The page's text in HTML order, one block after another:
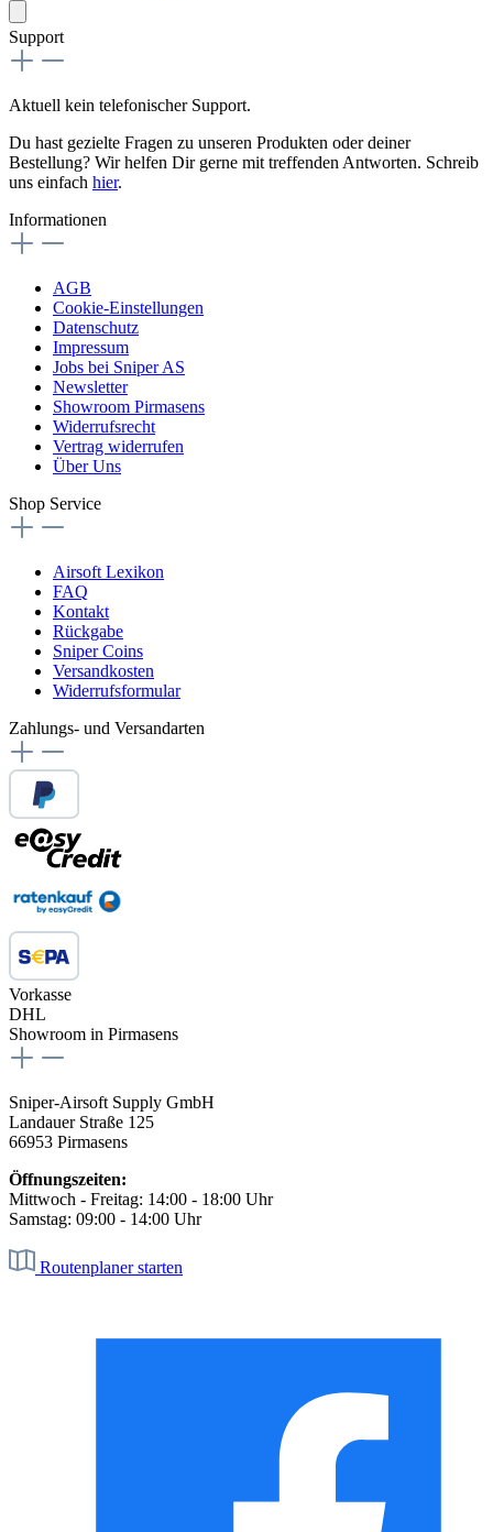
Support
Aktuell kein telefonischer Support.
Du hast gezielte Fragen zu unseren Produkten oder deiner
Bestellung? Wir helfen Dir gerne mit treffenden Antworten. Schreib
uns einfach hier.
Informationen
AGB
Cookie-Einstellungen
Datenschutz
Impressum
Jobs bei Sniper AS
Newsletter
Showroom Pirmasens
Widerrufsrecht
Vertrag widerrufen
Über Uns
Shop Service
Airsoft Lexikon
FAQ
Kontakt
Rückgabe
Sniper Coins
Versandkosten
Widerrufsformular
Zahlungs- und Versandarten
Vorkasse
DHL
Showroom in Pirmasens
Sniper-Airsoft Supply GmbH
Landauer Straße 125
66953 Pirmasens
Öffnungszeiten:
Mittwoch - Freitag: 14:00 - 18:00 Uhr
Samstag: 09:00 - 14:00 Uhr
Routenplaner starten